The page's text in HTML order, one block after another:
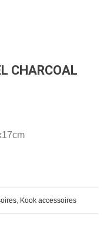
CHARCOAL
, Kook accessoires